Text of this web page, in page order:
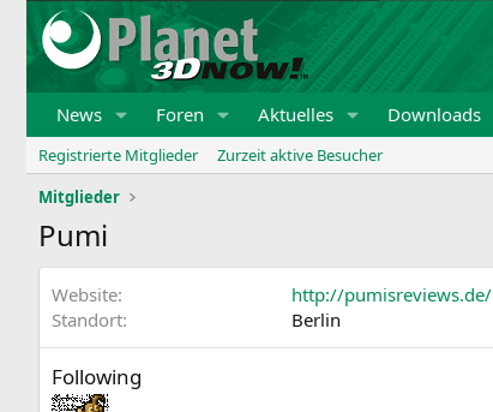
News Foren Aktuelles Downloads
Registrierte Mitglieder
Zurzeit aktive Besucher
Mitglieder
Pumi
Website
http://pumisreviews.de/
Standort
Berlin
Following